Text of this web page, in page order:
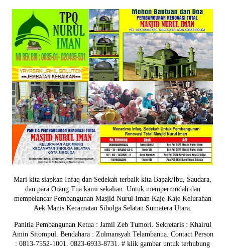
Mari kita siapkan Infaq dan Sedekah terbaik kita Bapak/Ibu, Saudara,
dan para Orang Tua kami sekalian. Untuk mempermudah dan
mempelancar Pembangunan Masjid Nurul Iman Kaje-Kaje Kelurahan
Aek Manis Kecamatan Sibolga Selatan Sumatera Utara.
Panitia Pembangunan Ketua : Jamil Zeb Tumori. Sekretaris : Khairul
Amin Sitompul. Bendahara : Zulmansyah Telambanua. Contact Person
: 0813-7552-1001. 0823-6933-8731. # klik gambar untuk terhubung